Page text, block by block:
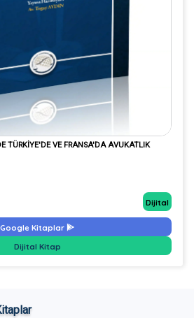
TÜRKİYE'DE VE FRANSA'DA AVUKATLIK
Dijital
Google Kitaplar
Dijital Kitap